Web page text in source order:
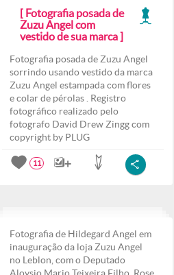
[ Fotografia posada de
Zuzu Angel com
vestido de sua marca ]
Fotografia posada de Zuzu Angel
sorrindo usando vestido da marca
Zuzu Angel estampada com flores
e colar de pérolas . Registro
fotográfico realizado pelo
fotografo David Drew Zingg com
copyright by PLUG
11
Fotografia de Hildegard Angel em
inauguração da loja Zuzu Angel
no Leblon, com o Deputado